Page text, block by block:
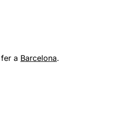
a Barcelona.